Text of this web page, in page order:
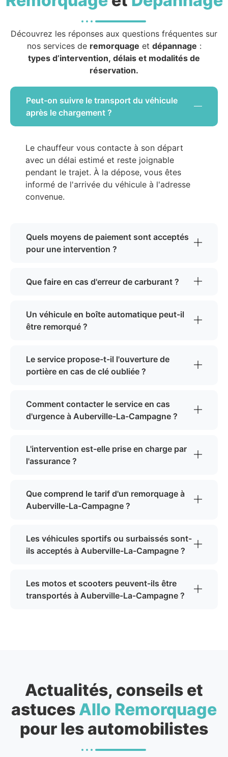
Découvrez les réponses aux questions fréquentes sur
nos services de remorquage et dépannage :
types d’intervention, délais et modalités de
réservation.
Peut-on suivre le transport du véhicule
après le chargement ?
Le chauffeur vous contacte à son départ
avec un délai estimé et reste joignable
pendant le trajet. À la dépose, vous êtes
informé de l'arrivée du véhicule à l'adresse
convenue.
Quels moyens de paiement sont acceptés
pour une intervention ?
Que faire en cas d'erreur de carburant ?
Un véhicule en boîte automatique peut-il
être remorqué ?
Le service propose-t-il l'ouverture de
portière en cas de clé oubliée ?
Comment contacter le service en cas
d'urgence à Auberville-La-Campagne ?
L'intervention est-elle prise en charge par
l'assurance ?
Que comprend le tarif d'un remorquage à
Auberville-La-Campagne ?
Les véhicules sportifs ou surbaissés sont-
ils acceptés à Auberville-La-Campagne ?
Les motos et scooters peuvent-ils être
transportés à Auberville-La-Campagne ?
Actualités, conseils et
astuces Allo Remorquage
pour les automobilistes